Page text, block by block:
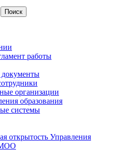
Поиск
работы
организации
образования
системы
открытость Управления
МОО